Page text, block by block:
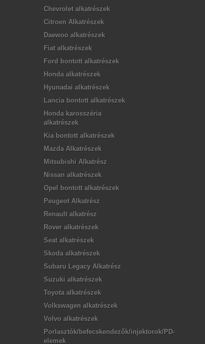
Chevrolet alkatrészek
Citroen Alkatrészek
Daewoo alkatrészek
Fiat alkatrészek
Ford bontott alkatrészek
Honda alkatrészek
Hyunadai alkatrészek
Lancia bontott alkatrészek
Honda karosszéria
alkatrészek
Kia bontott alkatrészek
Mazda Alkatrészek
Mitsubishi Alkatrész
Nissan alkatrészek
Opel bontott alkatrészek
Peugeot Alkatrész
Renault alkatrész
Rover alkatrészek
Seat alkatrészek
Skoda alkatrészek
Subaru Legacy Alkatrész
Suzuki alkatrészek
Toyota alkatrészek
Volkswagen alkatrészek
Volvo alkatrészek
Porlasztók/befecskendezők/injektorok/PD-
elemek